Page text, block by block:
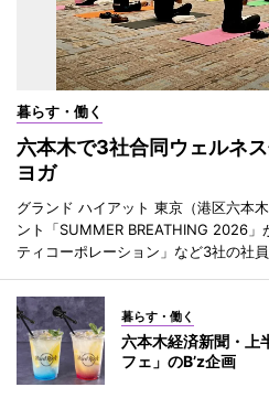
暮らす・働く
六本木で3社合同ウェルネ
ヨガ
グランド ハイアット 東京（港区六本
ント「SUMMER BREATHING 2026」
ティコーポレーション」など3社の社員
暮らす・働く
六本木経済新聞・上
フェ」のB’z企画